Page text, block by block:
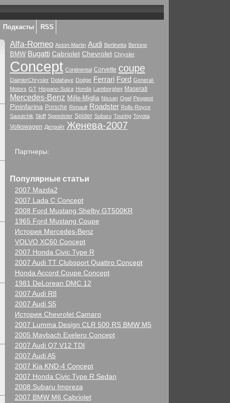
Подкасты RSS
Alfa-Romeo Aston-Martin Audi Berlinetta Bertone
BMW Bugatti Cabriolet Chevrolet Chrysler
Concept Continental Corvette coupe
DaimlerChrysler Delahaye Dodge Ferrari Ford General-
Motors GT Hispano-Suiza Honda Lamborghini Maserati
Mercedes-Benz Mille-Miglia Nissan Opel Peugeot
Pininfarina Porsche Renault Roadster Rolls-Royce
Saoutchik Skiff Speedster Spider Subaru Touring Toyota
Volkswagen Детройт Женева-2007
Партнеры:
Популярные статьи
2007 Mazda2
2007 Lada C Concept
2008 Ford Mustang Shelby GT500KR
1965 Ford Mustang Coupe
История Mercedes-Benz
VOLVO XC60 Concept
2007 Honda Civic Type R
2007 Audi TT Clubsport Quattro Concept
Honda Accord Coupe Concept
1981 DeLorean DMC 12
2007 Audi R8
2007 Audi S5
История Chevrolet Camaro
2007 Lumma Design CLR 500 RS BMW M5
2005 Maybach Exelero Concept
2007 Audi Q7 V12 TDI
2007 Audi A5
2007 Kia KND-4 Concept
2007 Honda Civic Type R Sedan
2008 Subaru Impreza
2007 BMW M6 Cabriolet